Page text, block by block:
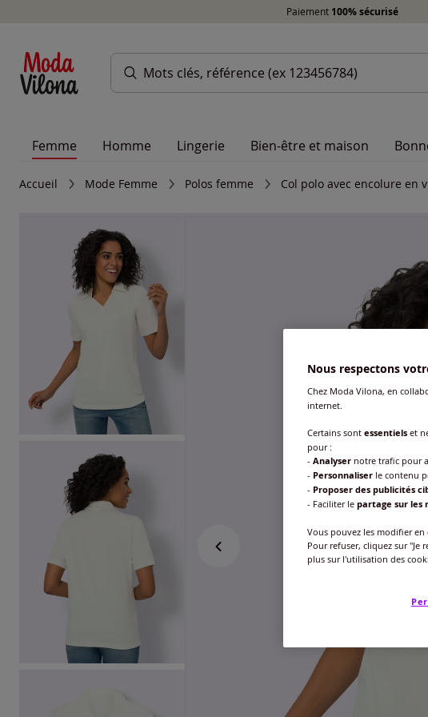
Paiement 100% sécurisé
Femme Homme Lingerie Bien-être et maison
Accueil Mode Femme Polos femme Col polo avec encolure en v
Nous respectons
Chez Moda Vilona, en
internet.
Certains sont essentiels et
pour :
- Analyser notre trafic pour
- Personnaliser le contenu
- Proposer des publicités
- Faciliter le partage sur les
Vous pouvez les modifier en
Pour refuser, cliquez sur "Je
plus sur l'utilisation des